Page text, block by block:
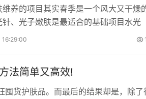
养的项目其实春季是一个风大又干燥
、光子嫩肤是最适合的基础项目水光
法简单又高效!
囤货护肤品。而最后的结果却是，除了